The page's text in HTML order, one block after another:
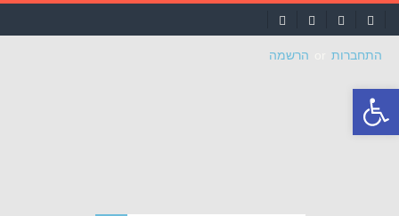
התחברות הרשמה
סרגל
נגישות